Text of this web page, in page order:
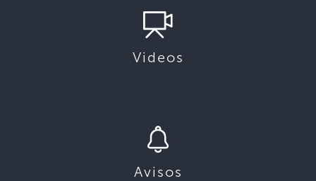
Videos
Avisos